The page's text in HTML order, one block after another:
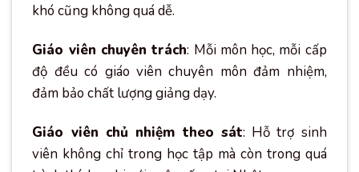
khó cũng không quá dễ.
Giáo viên chuyên trách: Mỗi môn học, mỗi cấp
độ đều có giáo viên chuyên môn đảm nhiệm,
đảm bảo chất lượng giảng dạy.
Giáo viên chủ nhiệm theo sát: Hỗ trợ sinh
viên không chỉ trong học tập mà còn trong quá